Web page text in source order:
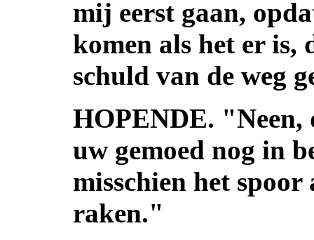
mij eerst gaan,
komen als het er
schuld van de weg
HOPENDE.
uw gemoed nog in
misschien het
raken."